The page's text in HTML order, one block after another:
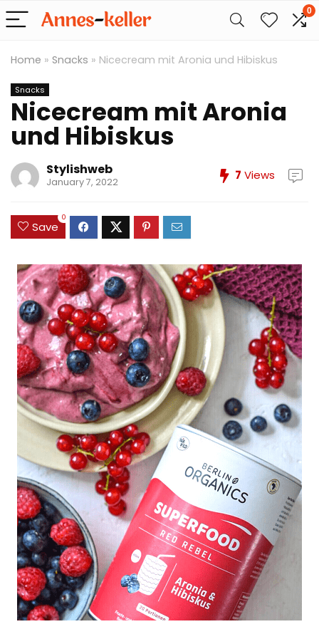
0
Home » Snacks » Nicecream mit Aronia und Hibiskus
Snacks
Nicecream mit Aronia
und Hibiskus
Stylishweb
January 7, 2022 7 Views
Save
0